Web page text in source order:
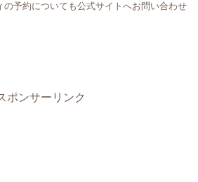
予約についても公式サイトへお問い合わせ
ポンサーリンク